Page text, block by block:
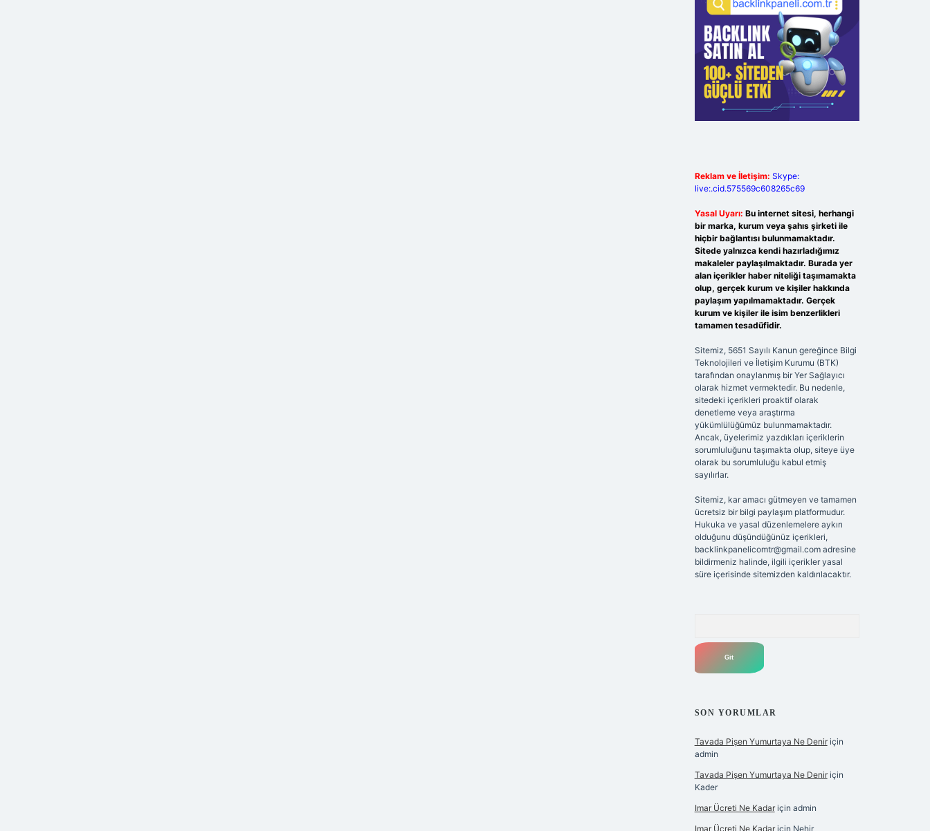
Reklam ve İletişim: Skype:
live:.cid.575569c608265c69
Yasal Uyarı: Bu internet sitesi, herhangi
bir marka, kurum veya şahıs şirketi ile
hiçbir bağlantısı bulunmamaktadır.
Sitede yalnızca kendi hazırladığımız
makaleler paylaşılmaktadır. Burada yer
alan içerikler haber niteliği taşımamakta
olup, gerçek kurum ve kişiler hakkında
paylaşım yapılmamaktadır. Gerçek
kurum ve kişiler ile isim benzerlikleri
tamamen tesadüfidir.
Sitemiz, 5651 Sayılı Kanun gereğince Bilgi
Teknolojileri ve İletişim Kurumu (BTK)
tarafından onaylanmış bir Yer Sağlayıcı
olarak hizmet vermektedir. Bu nedenle,
sitedeki içerikleri proaktif olarak
denetleme veya araştırma
yükümlülüğümüz bulunmamaktadır.
Ancak, üyelerimiz yazdıkları içeriklerin
sorumluluğunu taşımakta olup, siteye üye
olarak bu sorumluluğu kabul etmiş
sayılırlar.
Sitemiz, kar amacı gütmeyen ve tamamen
ücretsiz bir bilgi paylaşım platformudur.
Hukuka ve yasal düzenlemelere aykırı
olduğunu düşündüğünüz içerikleri,
backlinkpanelicomtr@gmail.comadresine
bildirmeniz halinde, ilgili içerikler yasal
süre içerisinde sitemizden kaldırılacaktır.
SON YORUMLAR
Tavada Pişen Yumurtaya Ne Deniriçin
admin
Tavada Pişen Yumurtaya Ne Deniriçin
Kader
Imar Ücreti Ne Kadariçin admin
Imar Ücreti Ne Kadariçin Nehir